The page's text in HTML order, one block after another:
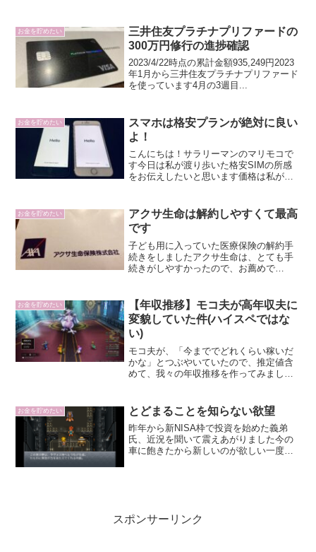
お金を貯めたい
三井住友プラチナプリファードの
300万円修行の進捗確認
2023/4/22時点の累計金額935,249円2023
年1月から三井住友プラチナプリファード
を使っています4月の3週目...
お金を貯めたい
スマホは格安プランが絶対に良い
よ！
こんにちは！サラリーマンのマリモコで
す今日は私が渡り歩いた格安SIMの所感
をお伝えしたいと思います価格は私が契
お金を貯めたい
アクサ生命は解約しやすくて最高
です
子ども用に入っていた医療保険の解約手
続きをしましたアクサ生命は、とても手
続きがしやすかったので、お薦めで
お金を貯めたい
【年収推移】モコ夫が高年収夫に
変貌していた件(ハイスペではな
い)
モコ夫が、「今まででどれくらい稼いだ
かな」とつぶやいていたので、推定値含
めて、我々の年収推移を作ってみました
お金を貯めたい とどまることを知らない欲望
昨年から新NISA枠で投資を始めた義弟
氏、近況を聞いて震えあがりました今の
車に飽きたから新しいのが欲しい一度車
スポンサーリンク